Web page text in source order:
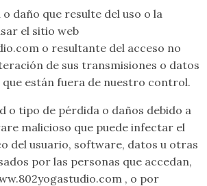
daño que resulte del uso o la
el sitio web
o resultante del acceso no
de sus transmisiones o datos
están fuera de nuestro control.
o tipo de pérdida o daños debido a
malicioso que puede infectar el
del usuario, software, datos u otras
por las personas que accedan,
, o por